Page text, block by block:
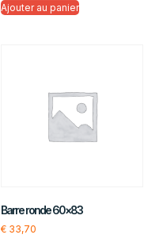
Ajouter au panier
Barre ronde 60×83
€33,70